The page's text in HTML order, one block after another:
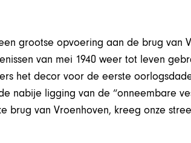
grootse opvoering aan de brug van
van mei 1940 weer tot leven
het decor voor de eerste
nabije ligging van de “onneembare
brug van Vroenhoven, kreeg onze